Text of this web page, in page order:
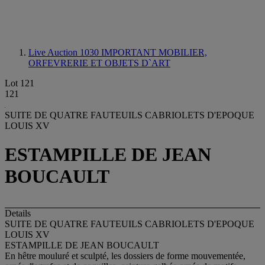
Live Auction 1030 IMPORTANT MOBILIER,
ORFEVRERIE ET OBJETS D`ART
Lot 121
121
SUITE DE QUATRE FAUTEUILS CABRIOLETS D'EPOQUE
LOUIS XV
ESTAMPILLE DE JEAN
BOUCAULT
Details
SUITE DE QUATRE FAUTEUILS CABRIOLETS D'EPOQUE
LOUIS XV
ESTAMPILLE DE JEAN BOUCAULT
En hêtre mouluré et sculpté, les dossiers de forme mouvementée,